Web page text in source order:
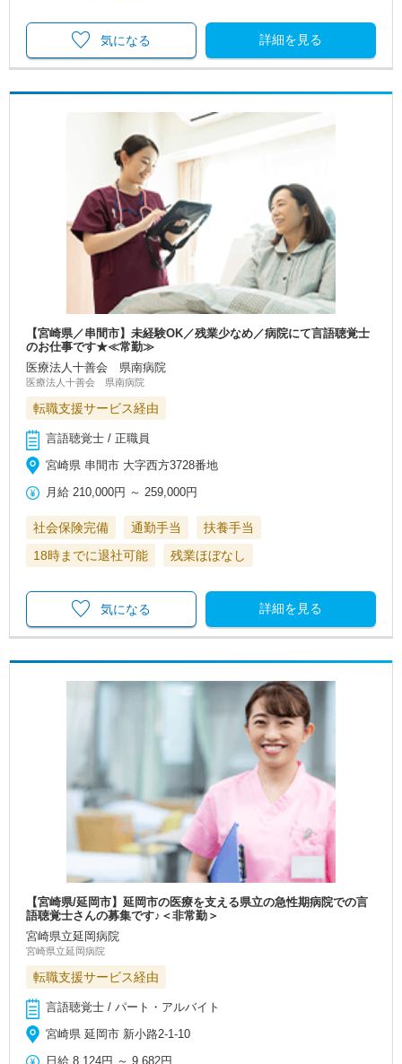
詳細を見る
気になる
【宮崎県／串間市】未経験OK／残業少なめ／病院にて言語聴覚士
のお仕事です★≪常勤≫
医療法人十善会 県南病院
医療法人十善会 県南病院
転職支援サービス経由
言語聴覚士 / 正職員
宮崎県 串間市 大字西方3728番地
月給 210,000円 ～259,000円
社会保険完備 通勤手当
扶養手当
18時までに退社可能
残業ほぼなし
詳細を見る
気になる
【宮崎県/延岡市】延岡市の医療を支える県立の急性期病院での言
語聴覚士さんの募集です♪＜非常勤＞
宮崎県立延岡病院
宮崎県立延岡病院
転職支援サービス経由
言語聴覚士 / パート・アルバイト
宮崎県 延岡市 新小路2-1-10
日給 8,124円 ～9,682円